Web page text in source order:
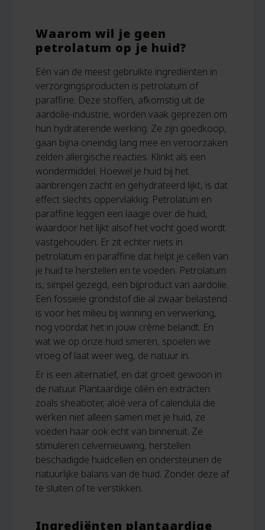
Waarom wil je geen
petrolatum op je huid?
Eén van de meest gebruikte ingrediënten in
verzorgingsproducten is petrolatum of
paraffine. Deze stoffen, afkomstig uit de
aardolie-industrie, worden vaak geprezen om
hun hydraterende werking. Ze zijn goedkoop,
gaan bijna oneindig lang mee en veroorzaken
zelden allergische reacties. Klinkt als een
wondermiddel. Hoewel je huid bij het
aanbrengen zacht en gehydrateerd lijkt, is dat
effect slechts oppervlakkig. Petrolatum en
paraffine leggen een laagje over de huid,
waardoor het lijkt alsof het vocht goed wordt
vastgehouden. Er zit echter niets in
petrolatum en paraffine dat helpt je cellen van
je huid te herstellen en te voeden. Petrolatum
is, simpel gezegd, een bijproduct van aardolie.
Een fossiele grondstof die al zwaar belastend
is voor het milieu bij winning en verwerking,
nog voordat het in jouw crème belandt. En
wat we op onze huid smeren, spoelen we
vroeg of laat weer weg, de natuur in.
Er is een alternatief, en dat groeit gewoon in
de natuur. Plantaardige oliën en extracten
zoals sheaboter, aloë vera of calendula die
werken niet alleen samen met je huid, ze
voeden haar ook echt van binnenuit. Ze
stimuleren celvernieuwing, herstellen
beschadigde huidcellen en ondersteunen de
natuurlijke balans van de huid. Zonder deze af
te sluiten of te verstikken.
Ingrediënten plantaardige